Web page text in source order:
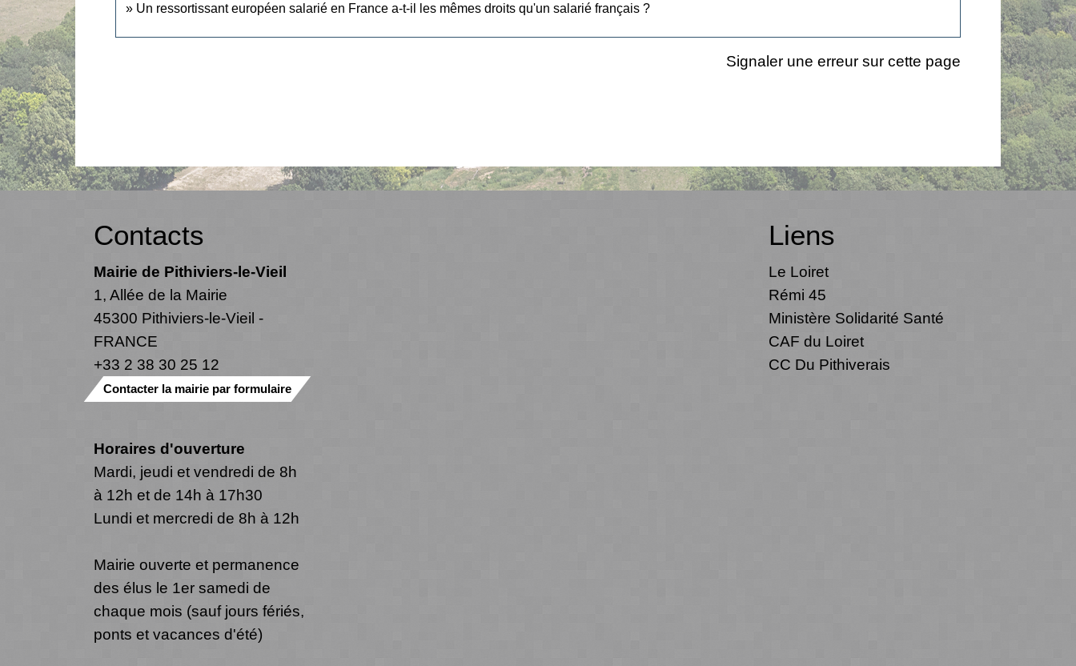
Un ressortissant européen salarié en France a-t-il les mêmes droits qu'un salarié français ?
Signaler une erreur sur cette page
Contacts
Mairie de Pithiviers-le-Vieil
1, Allée de la Mairie
45300 Pithiviers-le-Vieil -
FRANCE
+33 2 38 30 25 12
Contacter la mairie par formulaire
Horaires d'ouverture
Mardi, jeudi et vendredi de 8h
à 12h et de 14h à 17h30
Lundi et mercredi de 8h à 12h
Mairie ouverte et permanence
des élus le 1er samedi de
chaque mois (sauf jours fériés,
ponts et vacances d'été)
Liens
Le Loiret
Rémi 45
Ministère Solidarité Santé
CAF du Loiret
CC Du Pithiverais